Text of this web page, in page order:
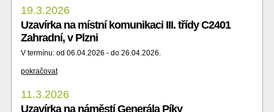
19.3.2026
Uzavírka na místní komunikaci III. třídy C2401
Zahradní, v Plzni
V termínu: od 06.04.2026 - do 26.04.2026.
pokračovat
11.3.2026
Uzavírka na náměstí Generála Píky